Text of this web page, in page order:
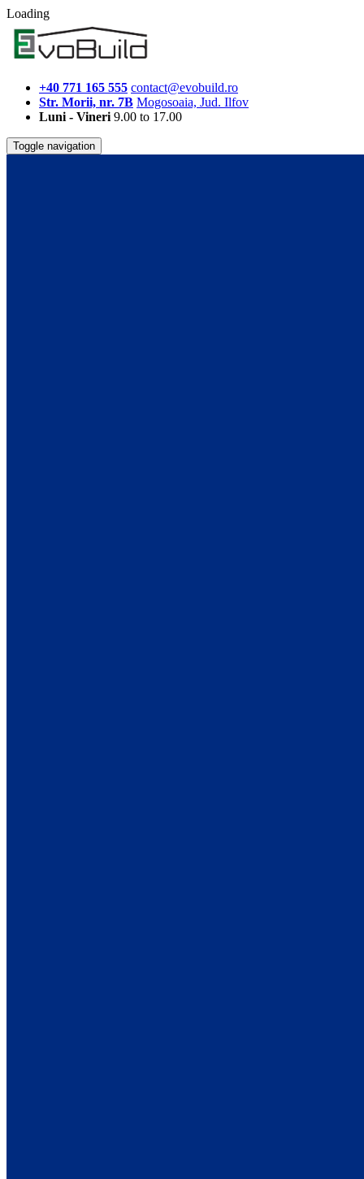
Loading
+40 771 165 555 contact@evobuild.ro
Str. Morii, nr. 7B Mogosoaia, Jud. Ilfov
Luni - Vineri 9.00 to 17.00
Toggle navigation